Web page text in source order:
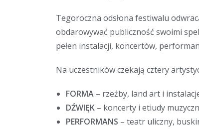
Tegoroczna odsłona festiwalu
obdarowywać publiczność swoimi
pełen instalacji, koncertów,
Na uczestników czekają cztery
FORMA – rzeźby, land art i
DŹWIĘK – koncerty i etiudy
PERFORMANS – teatr uliczny,